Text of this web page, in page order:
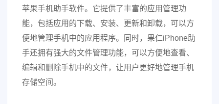
苹果手机助手软件。它提供了丰富的应用管理功
能，包括应用的下载、安装、更新和卸载，可以方
便地管理手机中的应用程序。同时，果仁iPhone助
手还拥有强大的文件管理功能，可以方便地查看、
编辑和删除手机中的文件，让用户更好地管理手机
存储空间。